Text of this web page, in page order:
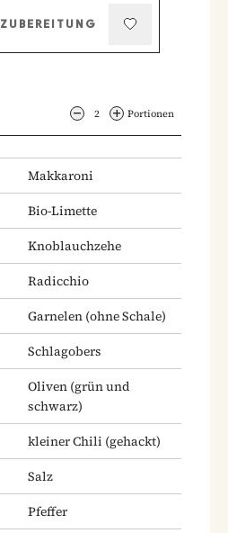
ZUBEREITUNG
2 Portionen
Makkaroni
Bio-Limette
Knoblauchzehe
Radicchio
Garnelen (ohne Schale)
Schlagobers
Oliven (grün und
schwarz)
kleiner Chili (gehackt)
Salz
Pfeffer